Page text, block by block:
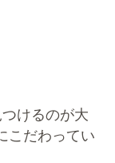
けるのが大
こだわってい